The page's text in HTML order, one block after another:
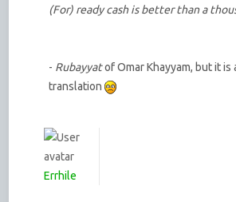
(For) ready cash is better than a
- Rubayyatof Omar Khayyam, but it is
translation
Errhile